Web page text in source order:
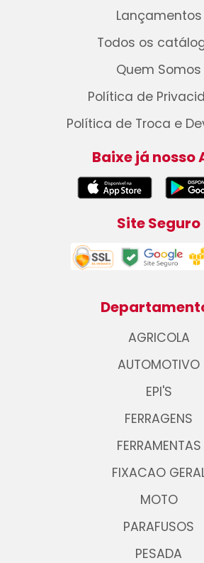
Lançamentos
Todos os
Quem Somos
Política de
Política de Troca e
Baixe já nosso
Site Seguro
AGRICOLA
AUTOMOTIVO
EPI'S
FERRAGENS
FERRAMENTAS
FIXACAO
MOTO
PARAFUSOS
PESADA